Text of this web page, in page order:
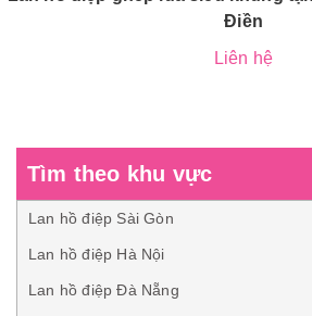
Điền
Liên hệ
Tìm theo khu vực
Lan hồ điệp Sài Gòn
Lan hồ điệp Hà Nội
Lan hồ điệp Đà Nẵng